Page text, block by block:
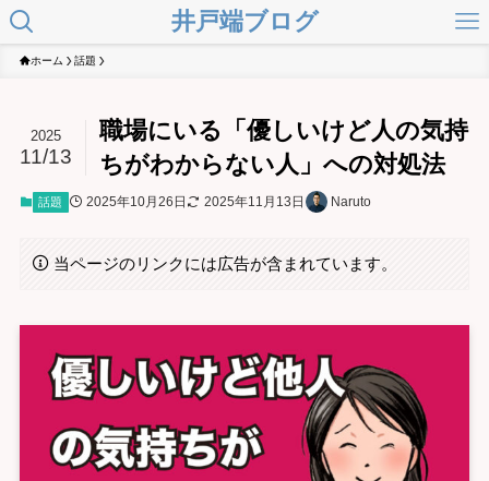
井戸端ブログ
ホーム 話題
職場にいる「優しいけど人の気持
ちがわからない人」への対処法
2025
11/13
話題 2025年10月26日 2025年11月13日 Naruto
当ページのリンクには広告が含まれています。